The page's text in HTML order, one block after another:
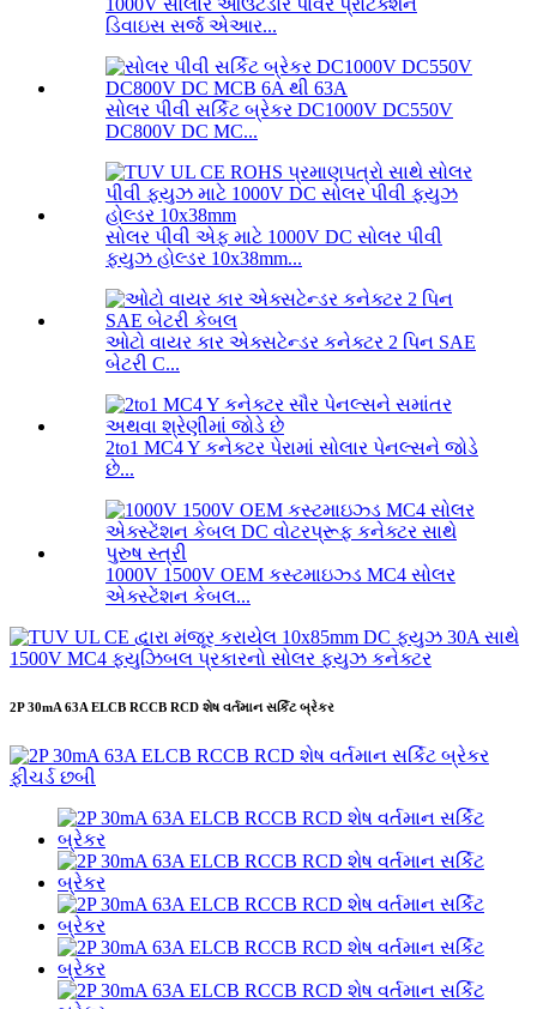
1000V સોલાર આઉટડોર પાવર પ્રોટેક્શન
ડિવાઇસ સર્જ એઆર...
સોલર પીવી સર્કિટ બ્રેકર DC1000V DC550V
DC800V DC MC...
સોલર પીવી એફ માટે 1000V DC સોલર પીવી
ફ્યુઝ હોલ્ડર 10x38mm...
ઓટો વાયર કાર એક્સટેન્ડર કનેક્ટર 2 પિન SAE
બેટરી C...
2to1 MC4 Y કનેક્ટર પેરામાં સોલાર પેનલ્સને જોડે
છે...
1000V 1500V OEM કસ્ટમાઇઝ્ડ MC4 સોલર
એક્સ્ટેંશન કેબલ...
2P 30mA 63A ELCB RCCB RCD શેષ વર્તમાન સર્કિટ બ્રેકર